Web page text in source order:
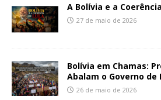
A Bolívia e a
27 de maio de 2026
Bolívia em Chamas:
Abalam o Governo de
26 de maio de 2026